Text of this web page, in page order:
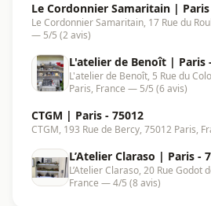
Le Cordonnier Samaritain | Paris
Le Cordonnier Samaritain, 17 Rue du
— 5/5 (2 avis)
L'atelier de Benoît | Paris
L'atelier de Benoît, 5 Rue du
Paris, France — 5/5 (6 avis)
CTGM | Paris - 75012
CTGM, 193 Rue de Bercy, 75012 Paris,
L’Atelier Claraso | Paris -
L’Atelier Claraso, 20 Rue Godot
France — 4/5 (8 avis)